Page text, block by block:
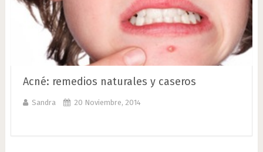
Acné: remedios naturales y caseros
Sandra 20 Noviembre, 2014